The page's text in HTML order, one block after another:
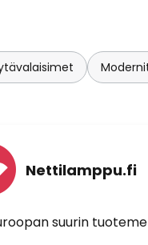
Nettilamppu.fi
suurin